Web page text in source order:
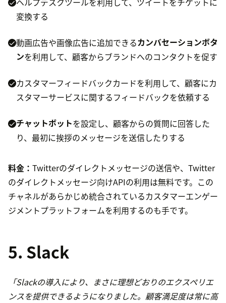
変換する
動画広告や画像広告に追加できるカンバセーションボタ
ンを利用して、顧客からブランドへのコンタクトを促す
カスタマーフィードバックカードを利用して、顧客にカ
スタマーサービスに関するフィードバックを依頼する
チャットボットを設定し、顧客からの質問に回答した
り、最初に挨拶のメッセージを送信したりする
料金： Twitterのダイレクトメッセージの送信や、Twitter
のダイレクトメッセージ向けAPIの利用は無料です。この
チャネルがあらかじめ統合されているカスタマーエンゲー
ジメントプラットフォームを利用するのも手です。
5. Slack
「Slackの導入により、まさに理想どおりのエクスペリエ
ンスを提供できるようになりました。顧客満足度は常に高